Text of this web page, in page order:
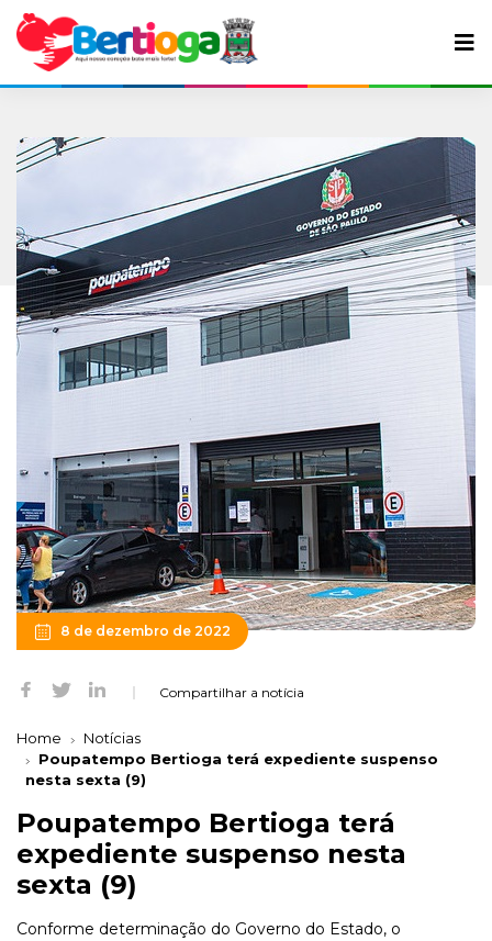
8 de dezembro de 2022
Compartilhar a notícia
Home
Notícias
Poupatempo Bertioga terá expediente suspenso
nesta sexta (9)
Poupatempo Bertioga terá
expediente suspenso nesta
sexta (9)
Conforme determinação do Governo do Estado, o